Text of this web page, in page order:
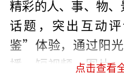
精彩的人、事、物
话题，突出互动
鉴”体验，通过阳
播、短视频、图片
点击查看